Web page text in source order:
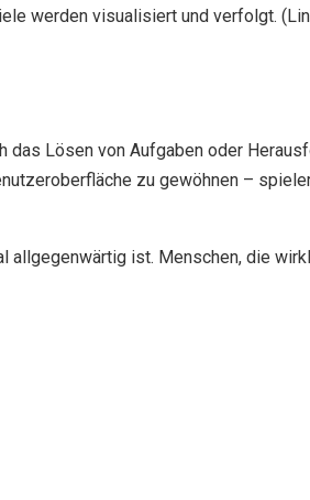
werden visualisiert und verfolgt.
Lösen von Aufgaben oder
zu gewöhnen –
allgegenwärtig ist. Menschen, die